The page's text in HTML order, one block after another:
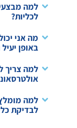
למה
לכליות?
מה אני
באופן
למה צריך
למה
לבדיקת